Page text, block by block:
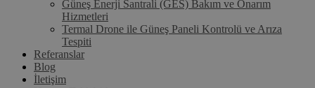
Güneş Enerji Santrali (GES) Bakım ve Onarım
Hizmetleri
Termal Drone ile Güneş Paneli Kontrolü ve Arıza
Tespiti
Referanslar
Blog
İletişim